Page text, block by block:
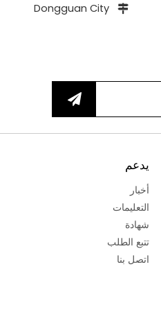
Dongguan City
يدعم
أخبار
التعليمات
شهادة
تتبع الطلب
اتصل بنا